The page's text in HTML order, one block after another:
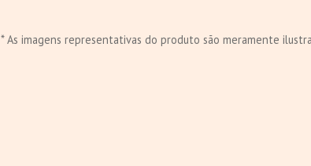
* As imagens representativas do produto são meramente